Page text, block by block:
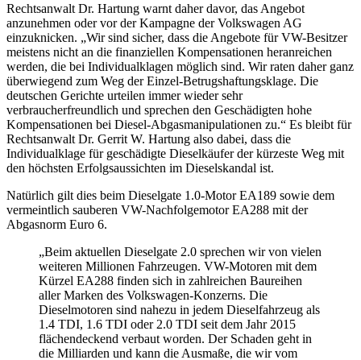
Rechtsanwalt Dr. Hartung warnt daher davor, das Angebot
anzunehmen oder vor der Kampagne der Volkswagen AG
einzuknicken. „Wir sind sicher, dass die Angebote für VW-Besitzer
meistens nicht an die finanziellen Kompensationen heranreichen
werden, die bei Individualklagen möglich sind. Wir raten daher ganz
überwiegend zum Weg der Einzel-Betrugshaftungsklage. Die
deutschen Gerichte urteilen immer wieder sehr
verbraucherfreundlich und sprechen den Geschädigten hohe
Kompensationen bei Diesel-Abgasmanipulationen zu.“ Es bleibt für
Rechtsanwalt Dr. Gerrit W. Hartung also dabei, dass die
Individualklage für geschädigte Dieselkäufer der kürzeste Weg mit
den höchsten Erfolgsaussichten im Dieselskandal ist.
Natürlich gilt dies beim Dieselgate 1.0-Motor EA189 sowie dem
vermeintlich sauberen VW-Nachfolgemotor EA288 mit der
Abgasnorm Euro 6.
„Beim aktuellen Dieselgate 2.0 sprechen wir von vielen
weiteren Millionen Fahrzeugen. VW-Motoren mit dem
Kürzel EA288 finden sich in zahlreichen Baureihen
aller Marken des Volkswagen-Konzerns. Die
Dieselmotoren sind nahezu in jedem Dieselfahrzeug als
1.4 TDI, 1.6 TDI oder 2.0 TDI seit dem Jahr 2015
flächendeckend verbaut worden. Der Schaden geht in
die Milliarden und kann die Ausmaße, die wir vom